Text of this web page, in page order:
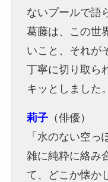
ないプールで語
葛藤は、この世
いこと、それが
丁寧に切り取ら
キッとしました。
莉子（俳優）
「水のない空
雑に純粋に絡み
て、どこか懐か